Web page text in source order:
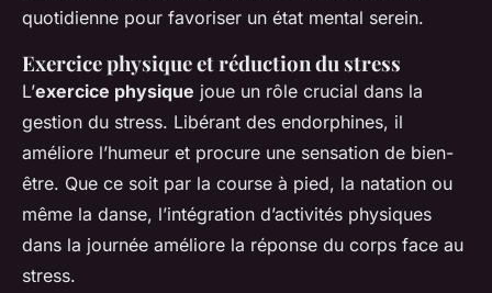
quotidienne pour favoriser un état mental serein.
Exercice physique et réduction du stress
L’exercice physique joue un rôle crucial dans la
gestion du stress. Libérant des endorphines, il
améliore l’humeur et procure une sensation de bien-
être. Que ce soit par la course à pied, la natation ou
même la danse, l’intégration d’activités physiques
dans la journée améliore la réponse du corps face au
stress.